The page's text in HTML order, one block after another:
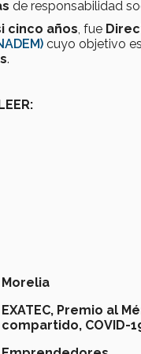
de responsabilidad
cinco años, fue
cuyo objetivo es
.
Morelia
EXATEC, Premio al
compartido, COVID-